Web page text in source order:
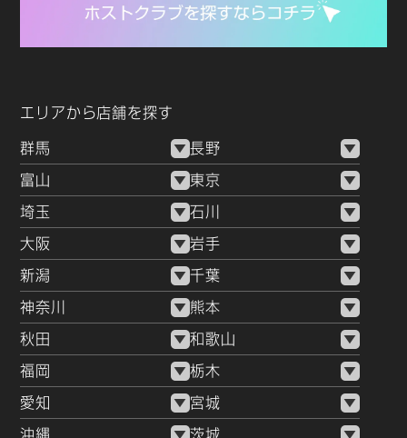
エリアから店舗を探す
群馬 長野
富山 東京
埼玉 石川
大阪 岩手
新潟 千葉
神奈川 熊本
秋田 和歌山
福岡 栃木
愛知 宮城
沖縄 茨城